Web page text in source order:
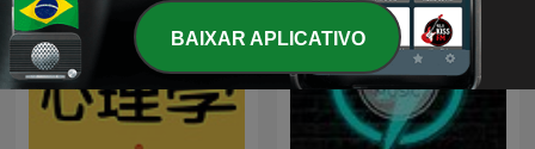
BAIXAR APLICATIVO